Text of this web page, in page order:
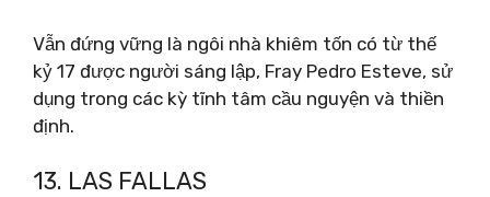
Vẫn đứng vững là ngôi nhà khiêm tốn có từ thế
kỷ 17 được người sáng lập, Fray Pedro Esteve, sử
dụng trong các kỳ tĩnh tâm cầu nguyện và thiền
định.
13. LAS FALLAS